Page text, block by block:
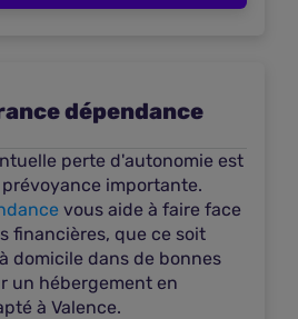
Plus d'infos
assurances - Courtier
dépendance
perte d'autonomie est
importante.
vous aide à faire face
financières, que ce soit
domicile dans de bonnes
un hébergement en
à Valence.